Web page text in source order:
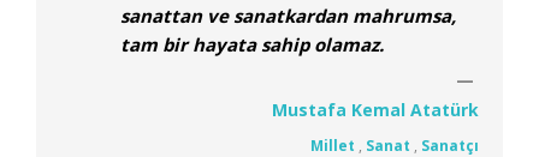
sanattan ve sanatkardan mahrumsa,
tam bir hayata sahip olamaz.
Mustafa Kemal Atatürk
Millet , Sanat , Sanatçı